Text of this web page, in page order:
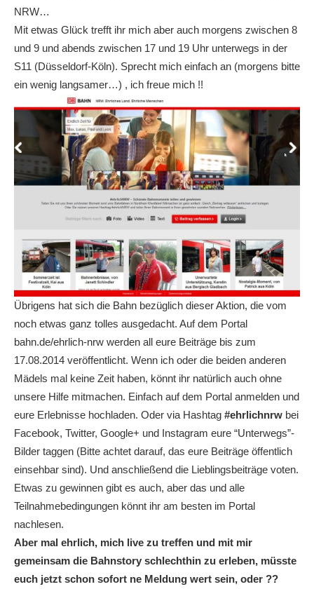
NRW…
Mit etwas Glück trefft ihr mich aber auch morgens zwischen 8
und 9 und abends zwischen 17 und 19 Uhr unterwegs in der
S11 (Düsseldorf-Köln). Sprecht mich einfach an (morgens bitte
ein wenig langsamer…) , ich freue mich !!
Übrigens hat sich die Bahn bezüglich dieser Aktion, die vom
noch etwas ganz tolles ausgedacht. Auf dem Portal
bahn.de/ehrlich-nrw werden all eure Beiträge bis zum
17.08.2014 veröffentlicht. Wenn ich oder die beiden anderen
Mädels mal keine Zeit haben, könnt ihr natürlich auch ohne
unsere Hilfe mitmachen. Einfach auf dem Portal anmelden und
eure Erlebnisse hochladen. Oder via Hashtag #ehrlichnrw bei
Facebook, Twitter, Google+ und Instagram eure “Unterwegs”-
Bilder taggen (Bitte achtet darauf, das eure Beiträge öffentlich
einsehbar sind). Und anschließend die Lieblingsbeiträge voten.
Etwas zu gewinnen gibt es auch, aber das und alle
Teilnahmebedingungen könnt ihr am besten im Portal
nachlesen.
Aber mal ehrlich, mich live zu treffen und mit mir
gemeinsam die Bahnstory schlechthin zu erleben, müsste
euch jetzt schon sofort ne Meldung wert sein, oder ??